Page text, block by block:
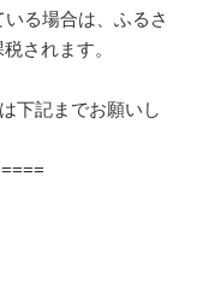
る場合は、ふるさ
されます。
下記までお願いし